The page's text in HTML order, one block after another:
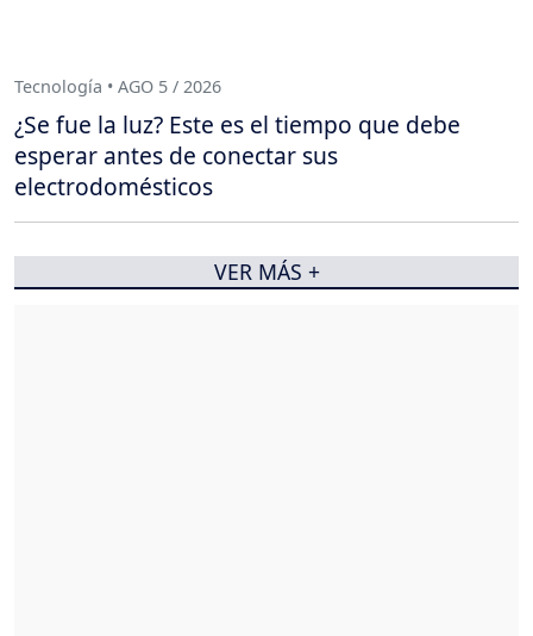
Tecnología • AGO 5 / 2026
¿Se fue la luz? Este es el tiempo que debe
esperar antes de conectar sus
electrodomésticos
VER MÁS +